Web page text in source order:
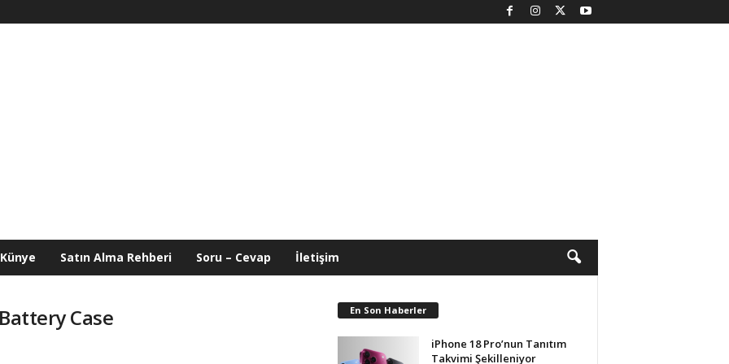
Künye Satın Alma Rehberi Soru – Cevap İletişim
Case En Son Haberler
iPhone 18 Pro’nun Tanıtım
Takvimi Şekilleniyor